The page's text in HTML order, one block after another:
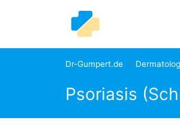
Dr-Gumpert.de
Psoriasis